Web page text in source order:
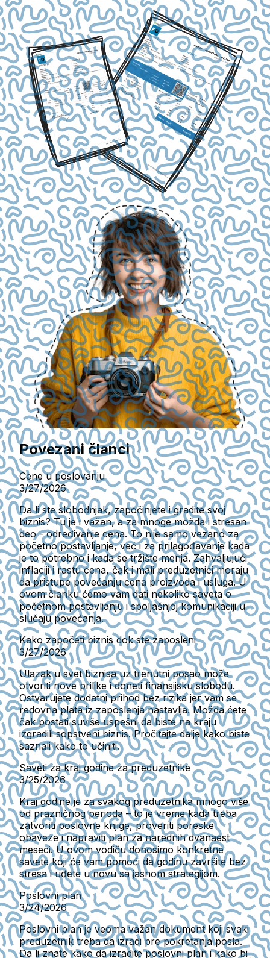
Povezani članci
Cene u poslovanju
3/27/2026
Da li ste slobodnjak, započinjete i gradite svoj
biznis? Tu je i važan, a za mnoge možda i stresan
deo - određivanje cena. To nije samo vezano za
početno postavljanje, već i za prilagođavanje kada
je to potrebno i kada se tržište menja. Zahvaljujući
inflaciji i rastu cena, čak i mali preduzetnici moraju
da pristupe povećanju cena proizvoda i usluga. U
ovom članku ćemo vam dati nekoliko saveta o
početnom postavljanju i spoljašnjoj komunikaciji u
slučaju povećanja.
Kako započeti biznis dok ste zaposleni
3/27/2026
Ulazak u svet biznisa uz trenutni posao može
otvoriti nove prilike i doneti finansijsku slobodu.
Ostvarujete dodatni prihod bez rizika jer vam se
redovna plata iz zaposlenja nastavlja. Možda ćete
čak postati suviše uspešni da biste na kraju
izgradili sopstveni biznis. Pročitajte dalje kako biste
saznali kako to učiniti.
Saveti za kraj godine za preduzetnike
3/25/2026
Kraj godine je za svakog preduzetnika mnogo više
od prazničnog perioda – to je vreme kada treba
zatvoriti poslovne knjige, proveriti poreske
obaveze i napraviti plan za narednih dvanaest
meseci. U ovom vodiču donosimo konkretne
savete koji će vam pomoći da godinu završite bez
stresa i uđete u novu sa jasnom strategijom.
Poslovni plan
3/24/2026
Poslovni plan je veoma važan dokument koji svaki
preduzetnik treba da izradi pre pokretanja posla.
Da li znate kako da izradite poslovni plan i kako bi